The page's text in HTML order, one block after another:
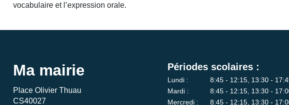
vocabulaire et l’expression orale.
Ma mairie
Place Olivier Thuau
CS40027
Périodes scolaires :
Lundi :
8:45 - 12:15, 13:30 -
Mardi :
8:45 - 12:15, 13:30 -
Mercredi :
8:45 - 12:15, 13:30 -